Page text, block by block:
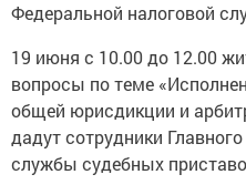
Федеральной налоговой
19 июня с 10.00 до 12.00
вопросы по теме
общей юрисдикции и
дадут сотрудники
службы судебных